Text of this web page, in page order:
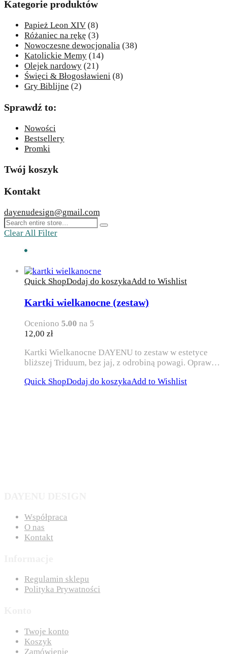
Kategorie produktów
Papież Leon XIV (8)
Różaniec na rękę (3)
Nowoczesne dewocjonalia (38)
Katolickie Memy (14)
Olejek nardowy (21)
Święci & Błogosławieni (8)
Gry Biblijne (2)
Sprawdź to:
Nowości
Bestsellery
Promki
Twój koszyk
Kontakt
dayenudesign@gmail.com
Clear All Filter
Quick ShopDodaj do koszykaAdd to Wishlist
Kartki wielkanocne (zestaw)
Oceniono 5.00 na 5
12,00 zł
Kartki Wielkanocne DAYENU to zestaw w estetyce
bliższej Triduum, bez jaj, z odrobiną powagi. Opraw…
Quick ShopDodaj do koszykaAdd to Wishlist
Współpraca
O nas
Kontakt
Regulamin sklepu
Polityka Prywatności
Twoje konto
Koszyk
Zamówienie